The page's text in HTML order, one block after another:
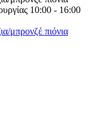
10:00 - 16:00